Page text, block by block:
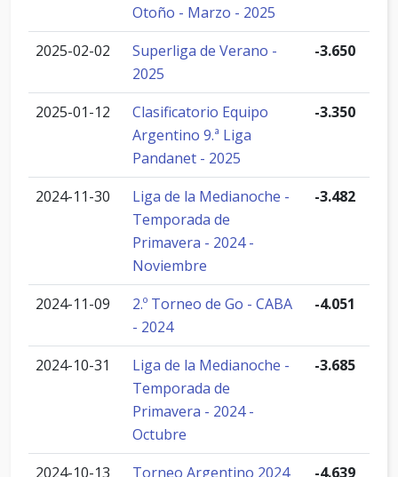
Otoño - Marzo - 2025
2025-02-02
Superliga de Verano -
2025
-3.650
2025-01-12
Clasificatorio Equipo
Argentino 9.ª Liga
Pandanet - 2025
-3.350
2024-11-30
Liga de la Medianoche -
Temporada de
Primavera - 2024 -
Noviembre
-3.482
2024-11-09
2.º Torneo de Go - CABA
- 2024
-4.051
2024-10-31
Liga de la Medianoche -
Temporada de
Primavera - 2024 -
Octubre
-3.685
2024-10-13 Torneo Argentino 2024 -4.639